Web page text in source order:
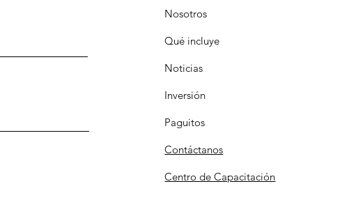
Nosotros
Qué incluye
Noticias
Inversión
Paguitos
Contáctanos
Centro de Capacitación